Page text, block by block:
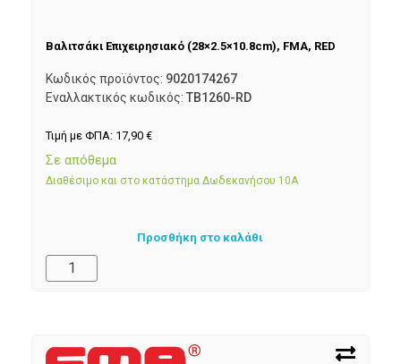
Βαλιτσάκι Επιχειρησιακό (28×2.5×10.8cm), FMA, RED
Κωδικός προϊόντος: 9020174267
Εναλλακτικός κωδικός: TB1260-RD
Τιμή με ΦΠΑ: 17,90 €
Σε απόθεμα
Διαθέσιμο και στο κατάστημα Δωδεκανήσου 10Α
Προσθήκη στο καλάθι